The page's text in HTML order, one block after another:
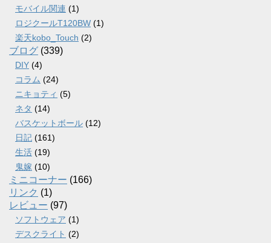
モバイル関連 (1)
ロジクールT120BW (1)
楽天kobo_Touch (2)
ブログ (339)
DIY (4)
コラム (24)
ニキョティ (5)
ネタ (14)
バスケットボール (12)
日記 (161)
生活 (19)
鬼嫁 (10)
ミニコーナー (166)
リンク (1)
レビュー (97)
ソフトウェア (1)
デスクライト (2)